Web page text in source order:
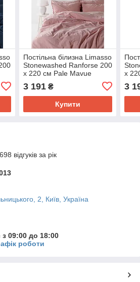
Постільна білизна Limasso
Stonewashed Ranforse 200
х 220 см Pale Mavue
3 191₴
Купити
х
3
відгуків за рік
2, Київ, Україна
09:00 до 18:00
роботи